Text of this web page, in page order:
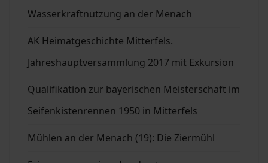
Wasserkraftnutzung an der Menach
AK Heimatgeschichte Mitterfels.
Jahreshauptversammlung 2017 mit Exkursion
Qualifikation zur bayerischen Meisterschaft im
Seifenkistenrennen 1950 in Mitterfels
Mühlen an der Menach (19): Die Ziermühl